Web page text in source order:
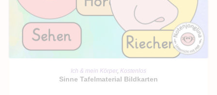
IN DEN WARENKORB
Ich & mein Körper, Kostenlos
Sinne Tafelmaterial Bildkarten